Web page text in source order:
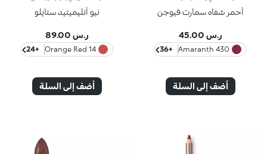
أحمر شفاه سمارت فيوجن
ر.س 45.00
430 Amaranth
+36
أضف إلى السلة
نيو أنليميتيد ستايلو
ر.س 89.00
14 Orange Red
+24
أضف إلى السلة